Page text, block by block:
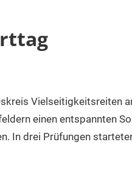
Vielseitigkeitsreiten
einen entspannten
In drei Prüfungen